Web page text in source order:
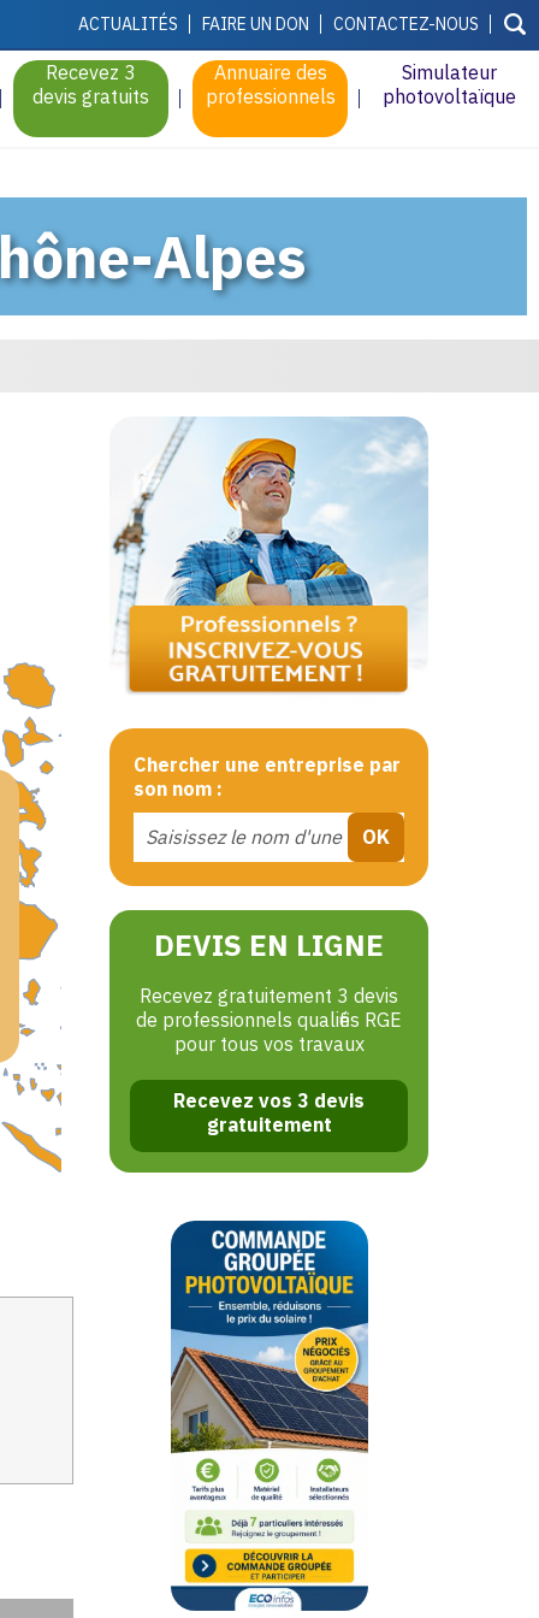
ACTUALITÉS FAIRE UN DON CONTACTEZ-NOUS
Recevez 3
devis gratuits
Annuaire des
professionnels
Simulateur
photovoltaïque
Alpes
Chercher une entreprise par
son nom :
DEVIS EN LIGNE
Recevez gratuitement 3 devis
de professionnels qualifiés RGE
pour tous vos travaux
Recevez vos 3 devis
gratuitement